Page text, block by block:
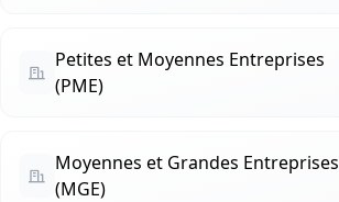
Petites et Moyennes Entreprises
(PME)
Moyennes et Grandes Entreprises
(MGE)